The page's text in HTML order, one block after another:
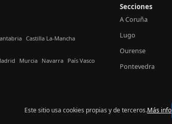
Castilla La-Mancha
Murcia Navarra País Vasco
Secciones
A Coruña
Lugo
Ourense
Pontevedra
© 2026 24h Galicia
Este sitio usa cookies propias y de terceros.Más info